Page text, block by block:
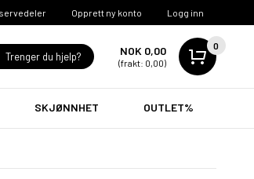
Opprett ny konto Logg inn
Trenger du hjelp? NOK 0,00
(frakt: 0,00)
0
SKJØNNHET OUTLET%